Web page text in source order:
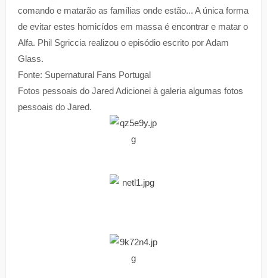
comando e matarão as famílias onde estão... A única forma
de evitar estes homicídos em massa é encontrar e matar o
Alfa. Phil Sgriccia realizou o episódio escrito por Adam
Glass.
Fonte: Supernatural Fans Portugal
Fotos pessoais do Jared Adicionei à galeria algumas fotos
pessoais do Jared.